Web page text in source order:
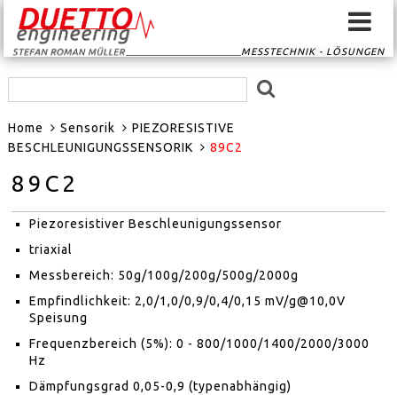
MESSTECHNIK - LÖSUNGEN
HOME
SIGNALKONVERTER
GPS-SYSTEME
EVENTSCAN
Home Sensorik
PIEZORESISTIVE
BESCHLEUNIGUNGSSENSORIK
89C2
89C2
Piezoresistiver Beschleunigungssensor
triaxial
Messbereich: 50g/100g/200g/500g/2000g
Empfindlichkeit: 2,0/1,0/0,9/0,4/0,15 mV/g@10,0V
Speisung
Frequenzbereich (5%): 0 - 800/1000/1400/2000/3000
Hz
Dämpfungsgrad 0,05-0,9 (typenabhängig)